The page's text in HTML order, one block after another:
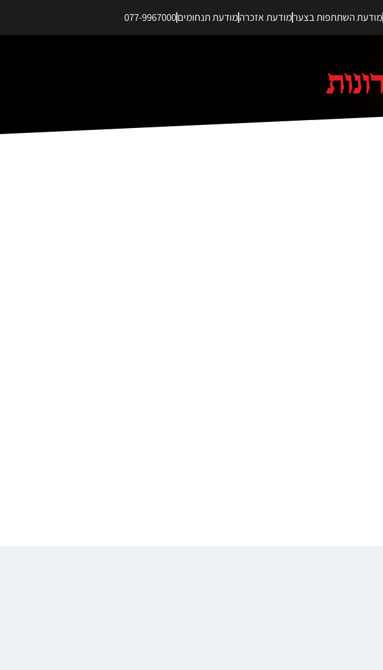
מודעת השתתפות בצערמודעת אזכרהמודעת תנחומים077-9967000